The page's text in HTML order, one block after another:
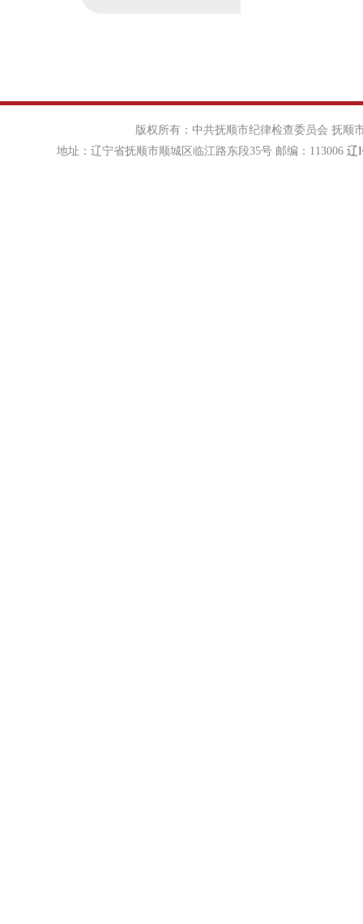
版权所有：中共抚顺市纪律检查委员会 抚顺
地址：辽宁省抚顺市顺城区临江路东段35号 邮编：113006 辽